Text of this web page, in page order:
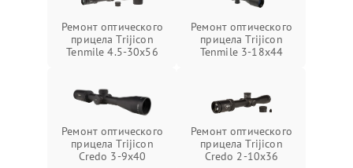
Ремонт оптического
прицела Trijicon
Tenmile 4.5-30x56
Ремонт оптического
прицела Trijicon
Tenmile 3-18x44
Ремонт оптического
прицела Trijicon
Credo 3-9x40
Ремонт оптического
прицела Trijicon
Credo 2-10x36